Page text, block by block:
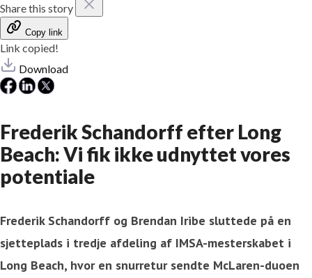
Share this story
Copy link
Link copied!
Download
Frederik Schandorff efter Long
Beach: Vi fik ikke udnyttet vores
potentiale
Frederik Schandorff og Brendan Iribe sluttede på en
sjetteplads i tredje afdeling af IMSA-mesterskabet i
Long Beach, hvor en snurretur sendte McLaren-duoen